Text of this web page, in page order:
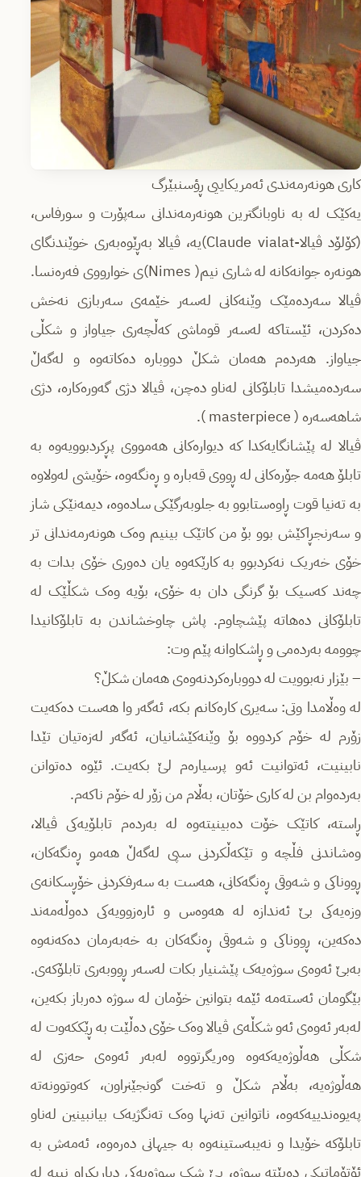
کاری هونەرمەندی ئەمریکاییی ڕؤسنبێرگ
یەکێک لە بە ناوبانگترین هونەرمەندانی سەپۆرت و سورفاس،
(کۆلۆد ڤیالا-Claude vialat)یە، ڤیالا بەڕێوەبەری خوێندنگای
هونەرە جوانەکانە لە شاری نیم( Nimes)ی خوارووی فەرەنسا.
ڤیالا سەردەمێک وێنەکانی لەسەر خێمەی سەربازی نەخش
دەکردن، ئێستاکە لەسەر قوماشی کەڵچەری جیاواز و شکڵی
جیاواز. هەردەم هەمان شکڵ دووبارە دەکاتەوە و لەگەڵ
سەردەمیشدا تابلۆکانی لەناو دەچن، ڤیالا دژی گەورەکارە، دژی
شاهەسەرە ( masterpiece ).
ڤیالا لە پێشانگایەکدا کە دیوارەکانی هەمووی پڕکردبوویەوە بە
تابلۆ هەمە جۆرەکانی لە ڕووی قەبارە و ڕەنگەوە، خۆیشی لەولاوە
بە تەنیا قوت ڕاوەستابوو بە جلوبەرگێکی سادەوە، دیمەنێكی شاز
و سەرنجڕاکێش بوو بۆ من کاتێک بینیم وەک هونەرمەندانی تر
خۆی خەریک نەکردبوو بە کارێکەوە یان دەوری خۆی بدات بە
چەند کەسیک بۆ گرنگی دان بە خۆی، بۆیە وەک شکڵێک لە
تابلۆکانی دەهاتە پێشچاوم. پاش چاوخشاندن بە تابلۆکانیدا
چوومە بەردەمی و ڕاشکاوانە پێم وت:
– بێزار نەبوویت لە دووبارەکردنەوەی هەمان شکڵ؟
لە وەڵامدا وتی: سەیری کارەکانم بکە، ئەگەر وا هەست دەکەیت
زۆرم لە خۆم کردووە بۆ وێنەکێشانیان، ئەگەر لەزەتیان تێدا
نابینیت، ئەتوانیت ئەو پرسیارەم لێ بکەیت. ئێوە دەتوانن
بەردەوام بن لە کاری خۆتان، بەڵام من زۆر لە خۆم ناکەم.
ڕاستە، کاتێک خۆت دەبینیتەوە لە بەردەم تابلۆیەکی ڤیالا،
وەشاندنی فڵچە و تێکەڵکردنی سپی لەگەڵ هەمو ڕەنگەکان،
ڕووناکی و شەوقی ڕەنگەکانی، هەست بە سەرفکردنی خۆڕسکانەی
وزەیەکی بێ ئەندازە لە هەوەس و ئارەزوویەکی دەوڵەمەند
دەکەین، ڕووناکی و شەوقی ڕەنگەکان بە خەبەرمان دەکەنەوە
بەبێ ئەوەی سوژەیەک پێشنیار بکات لەسەر ڕووبەری تابلۆکەی.
بێگومان ئەستەمە ئێمە بتوانین خۆمان لە سوژە دەرباز بکەین،
لەبەر ئەوەی ئەو شکڵەی ڤیالا وەک خۆی دەڵێت بە ڕێککەوت لە
شکڵی هەڵوژەیەکەوە وەریگرتووە لەبەر ئەوەی حەزی لە
هەڵوژەیە، بەڵام شکڵ و تەخت گونجێنراون، کەوتوونەتە
پەیوەندییەکەوە، ناتوانین تەنها وەک تەنگژیەک بیانبینین لەناو
تابلۆکە خۆیدا و نەیبەستینەوە بە جیهانی دەرەوە، ئەمەش بە
ئۆتۆماتیکی دەىێتە سوژە، بێ شک سوژەیەکی دیاریکراو نییە لە